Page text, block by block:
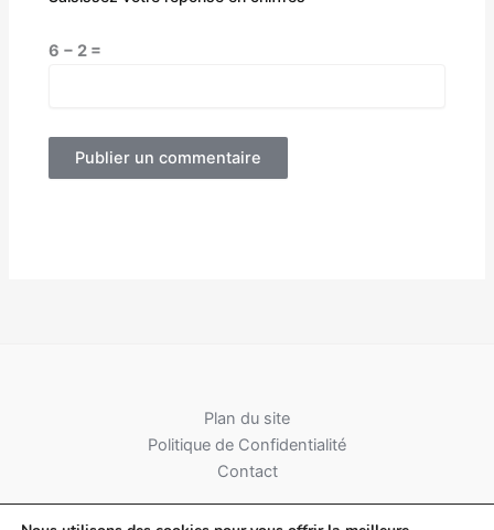
6 − 2 =
Plan du site
Politique de Confidentialité
Contact